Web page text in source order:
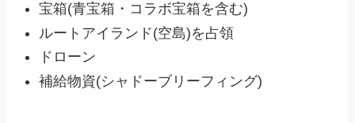
宝箱(青宝箱・コラボ宝箱を含む)
ルートアイランド(空島)を占領
ドローン
補給物資(シャドーブリーフィング)